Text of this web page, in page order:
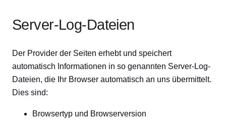
Server-Log-Dateien
Der Provider der Seiten erhebt und speichert
automatisch Informationen in so genannten Server-Log-
Dateien, die Ihr Browser automatisch an uns übermittelt.
Dies sind:
Browsertyp und Browserversion